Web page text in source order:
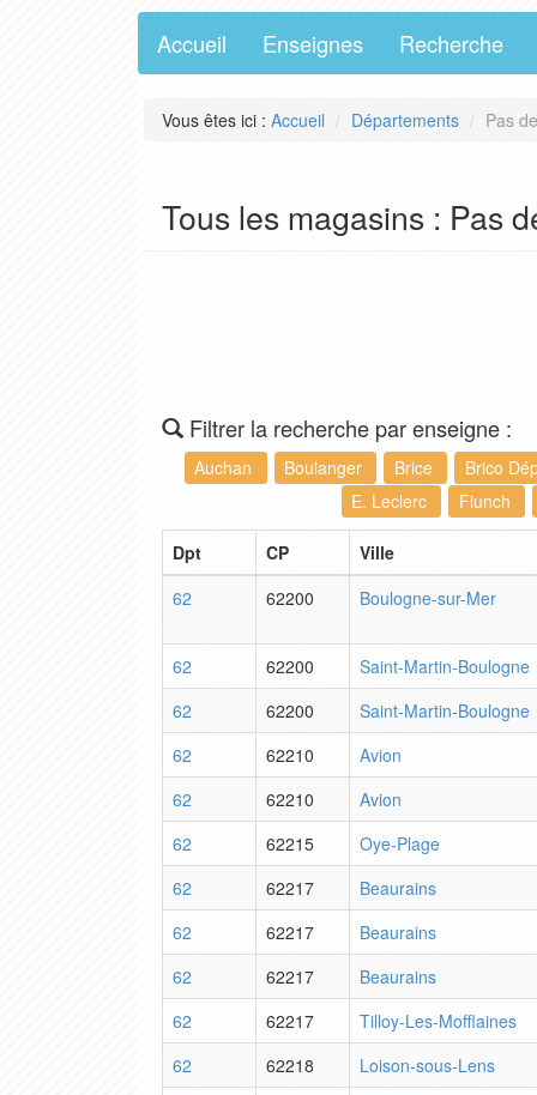
Accueil Enseignes Recherche
Vous êtes ici : Accueil Départements Pas
Tous les magasins : Pas
Filtrer la recherche par enseigne :
Auchan Boulanger Brice
Brico
E. Leclerc
Flunch
Dpt CP
Ville
62
62200 Boulogne-sur-Mer
62 62200
Saint-Martin-Boulogne
62
62200
Saint-Martin-Boulogne
62
62210
Avion
62
62210
Avion
62
62215
Oye-Plage
62
62217
Beaurains
62
62217
Beaurains
62
62217
Beaurains
62
62217
Tilloy-Les-Mofflaines
62
62218
Loison-sous-Lens